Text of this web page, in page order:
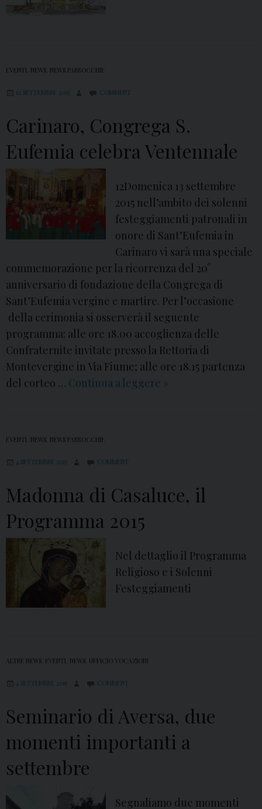
EVENTI NEWS NEWS PARROCCHIE
12 SETTEMBRE 2015 COMMENT
Carinaro, Congrega S.
Eufemia celebra Ventennale
12Domenica 13 settembre
2015 nell’ambito dei solenni
festeggiamenti patronali in
onore di Sant’Eufemia in
Carinaro vi sarà una speciale
commemorazione per la ricorrenza del 20°
anniversario di fondazione della Congrega di
Sant’Eufemia vergine e martire. Per l’occasione
della cerimonia si osserverà il seguente
programma: alle ore 18.00 accoglienza delle
Confraternite invitate presso la Rettoria di
Montevergine in Via Fiume; alle ore 18.15 partenza
del corteo … Continua a leggere C
o
n
g
r
u
f
e
»
EVENTI NEWS NEWS PARROCCHIE
4 SETTEMBRE 2015 COMMENT
Madonna di Casaluce, il
Programma 2015
Nel dettaglio il Programma
Religioso e i Solenni
Festeggiamenti
ALTRE NEWS EVENTI NEWS UFFICIO VOCAZIONI
4 SETTEMBRE 2015 COMMENT
Seminario di Aversa, due
momenti importanti a
settembre
Segnaliamo due momenti